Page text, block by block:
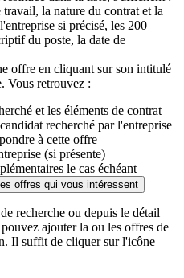
la nature du contrat et la
si précisé, les 200
du poste, la date de
offre en cliquant sur son intitulé
Vous retrouvez :
et les éléments de contrat
recherché par l'entreprise
à cette offre
(si présente)
le cas échéant
offres qui vous intéressent
recherche ou depuis le détail
ajouter la ou les offres de
Il suffit de cliquer sur l'icône